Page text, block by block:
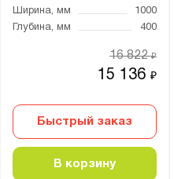
Ширина, мм
1000
Глубина, мм
400
15 136₽
16 822₽
Быстрый заказ
В корзину